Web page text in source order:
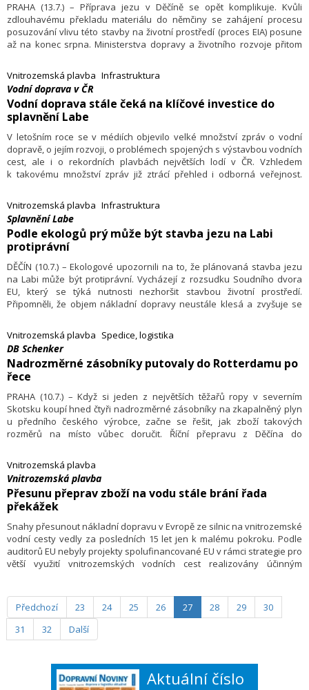
PRAHA (13.7.) – Příprava jezu v Děčíně se opět komplikuje. Kvůli
zdlouhavému překladu materiálu do němčiny se zahájení procesu
posuzování vlivu této stavby na životní prostředí (proces EIA) posune
až na konec srpna. Ministerstva dopravy a životního rozvoje přitom
Vnitrozemská plavba Infrastruktura
Vodní doprava v ČR
Vodní doprava stále čeká na klíčové investice do
splavnění Labe
V letošním roce se v médiích objevilo velké množství zpráv o vodní
dopravě, o jejím rozvoji, o problémech spojených s výstavbou vodních
cest, ale i o rekordních plavbách největších lodí v ČR. Vzhledem
k takovému množství zpráv již ztrácí přehled i odborná veřejnost.
Vnitrozemská plavba Infrastruktura
Splavnění Labe
Podle ekologů prý může být stavba jezu na Labi
protiprávní
DĚČÍN (10.7.) – Ekologové upozornili na to, že plánovaná stavba jezu
na Labi může být protiprávní. Vycházejí z rozsudku Soudního dvora
EU, který se týká nutnosti nezhoršit stavbou životní prostředí.
Připomněli, že objem nákladní dopravy neustále klesá a zvyšuje se
celoroční splavnost řeky nezajistil. Česko usiluje o splavnost Labe
kvůli přístupu k Severnímu moři a využití řeky nejen pro nákladní
dopravu, ale i pro turistiku.
Vnitrozemská plavba Spedice, logistika
DB Schenker
Nadrozměrné zásobníky putovaly do Rotterdamu po
řece
PRAHA (10.7.) – Když si jeden z největších těžařů ropy v severním
Skotsku koupí hned čtyři nadrozměrné zásobníky na zkapalněný plyn
u předního českého výrobce, začne se řešit, jak zboží takových
rozměrů na místo vůbec doručit. Říční přepravu z Děčína do
Vnitrozemská plavba
Vnitrozemská plavba
Přesunu přeprav zboží na vodu stále brání řada
překážek
Snahy přesunout nákladní dopravu v Evropě ze silnic na vnitrozemské
vodní cesty vedly za posledních 15 let jen k malému pokroku. Podle
auditorů EU nebyly projekty spolufinancované EU v rámci strategie pro
větší využití vnitrozemských vodních cest realizovány účinným
nejnovější zpráva Evropského účetního dvora (EÚD), která se týkala
i investic do splavnosti vodních toků včetně těch českých.
Předchozí 23 24 25 26 27 28 29
30
31
32 Další
Aktuální číslo